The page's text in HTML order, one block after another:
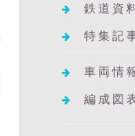
鉄道資
特集記
車両情
編成図